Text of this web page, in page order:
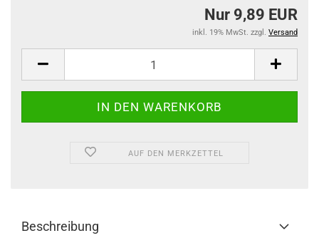
Nur 9,89 EUR
inkl. 19% MwSt. zzgl. Versand
AUF DEN MERKZETTEL
Beschreibung